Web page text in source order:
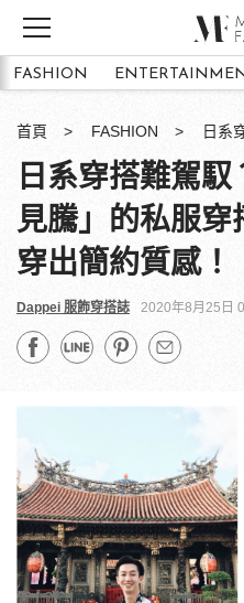
FASHION
首頁 FASHION 日系
日系穿搭難駕
見騰」的私服
穿出簡約質感！
Dappei 服飾穿搭誌 2020年8月25日